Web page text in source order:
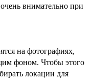
внимательно при
на фотографиях,
фоном. Чтобы этого
локации для